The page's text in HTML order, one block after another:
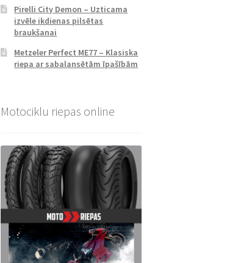
Pirelli City Demon – Uzticama
izvēle ikdienas pilsētas
braukšanai
Metzeler Perfect ME77 – Klasiska
riepa ar sabalansētām īpašībām
Motociklu riepas online